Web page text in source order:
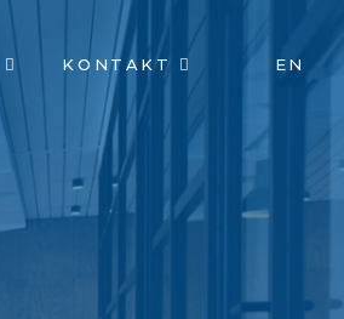
KONTAKT EN